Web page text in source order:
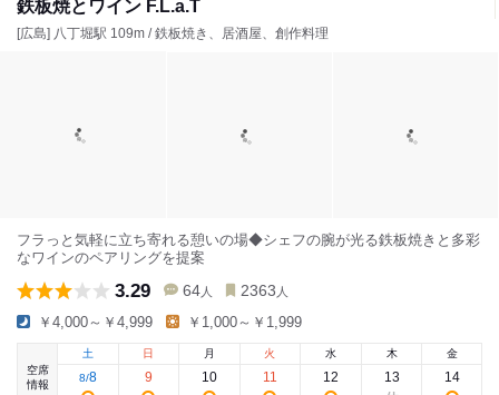
鉄板焼とワイン F.L.a.T
[広島] 八丁堀駅 109m / 鉄板焼き、居酒屋、創作料理
フラっと気軽に立ち寄れる憩いの場◆シェフの腕が光る鉄板焼きと多彩
なワインのペアリングを提案
3.29 64 人 2363 人
￥4,000～￥4,999 ￥1,000～￥1,999
空席
情報
土
8/8
日
9
月
10
火
11
水
12
木
13
金
14